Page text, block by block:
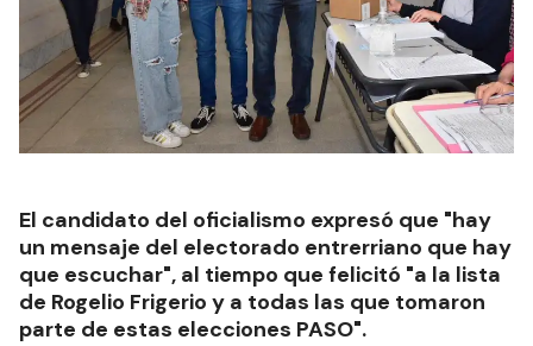
El candidato del oficialismo expresó que "hay
un mensaje del electorado entrerriano que hay
que escuchar", al tiempo que felicitó "a la lista
de Rogelio Frigerio y a todas las que tomaron
parte de estas elecciones PASO".